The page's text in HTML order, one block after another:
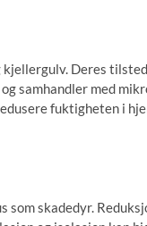
kjellergulv. Deres
samhandler med
fuktigheten i
som skadedyr.